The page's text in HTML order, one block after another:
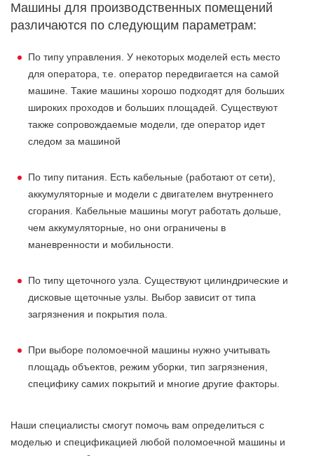
Машины для производственных помещений
различаются по следующим параметрам:
По типу управления. У некоторых моделей есть место
для оператора, т.е. оператор передвигается на самой
машине. Такие машины хорошо подходят для больших
широких проходов и больших площадей. Существуют
также сопровождаемые модели, где оператор идет
следом за машиной
По типу питания. Есть кабельные (работают от сети),
аккумуляторные и модели с двигателем внутреннего
сгорания. Кабельные машины могут работать дольше,
чем аккумуляторные, но они ограничены в
маневренности и мобильности.
По типу щеточного узла. Существуют цилиндрические и
дисковые щеточные узлы. Выбор зависит от типа
загрязнения и покрытия пола.
При выборе поломоечной машины нужно учитывать
площадь объектов, режим уборки, тип загрязнения,
специфику самих покрытий и многие другие факторы.
Наши специалисты смогут помочь вам определиться с
моделью и спецификацией любой поломоечной машины и